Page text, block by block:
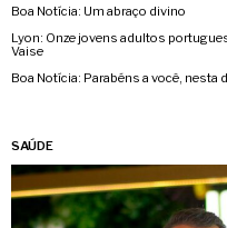
Boa Notícia: Um abraço divino
Lyon: Onze jovens adultos
Vaise
Boa Notícia: Parabéns a você, nesta
SAÚDE